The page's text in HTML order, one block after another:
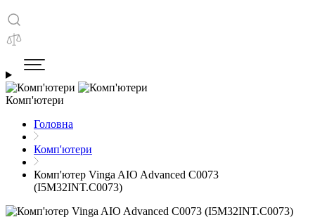
Комп'ютери
Головна
Комп'ютери
Комп'ютер Vinga AIO Advanced C0073
(I5M32INT.C0073)